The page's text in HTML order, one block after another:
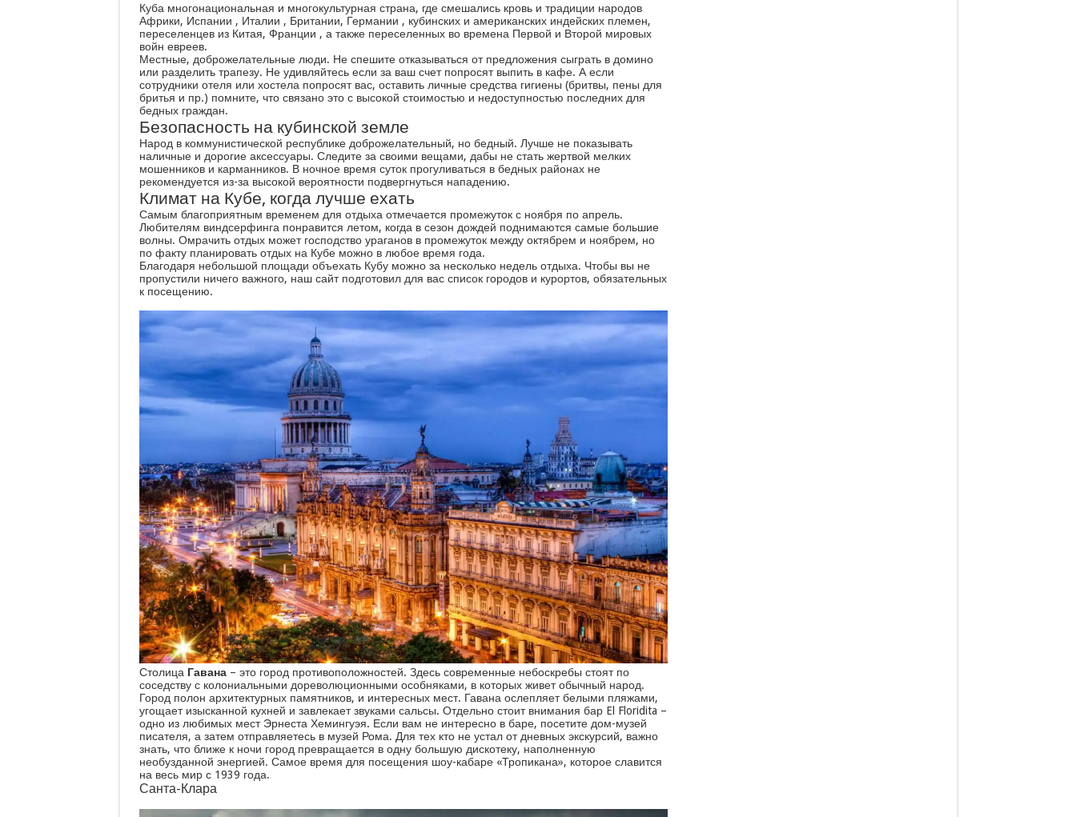
Куба многонациональная и многокультурная страна, где смешались кровь и традиции народов
Африки, Испании , Италии , Британии, Германии , кубинских и американских индейских племен,
переселенцев из Китая, Франции , а также переселенных во времена Первой и Второй мировых
войн евреев.
Местные, доброжелательные люди. Не спешите отказываться от предложения сыграть в домино
или разделить трапезу. Не удивляйтесь если за ваш счет попросят выпить в кафе. А если
сотрудники отеля или хостела попросят вас, оставить личные средства гигиены (бритвы, пены для
бритья и пр.) помните, что связано это с высокой стоимостью и недоступностью последних для
бедных граждан.
Безопасность на кубинской земле
Народ в коммунистической республике доброжелательный, но бедный. Лучше не показывать
наличные и дорогие аксессуары. Следите за своими вещами, дабы не стать жертвой мелких
мошенников и карманников. В ночное время суток прогуливаться в бедных районах не
рекомендуется из-за высокой вероятности подвергнуться нападению.
Климат на Кубе, когда лучше ехать
Самым благоприятным временем для отдыха отмечается промежуток с ноября по апрель.
Любителям виндсерфинга понравится летом, когда в сезон дождей поднимаются самые большие
волны. Омрачить отдых может господство ураганов в промежуток между октябрем и ноябрем, но
по факту планировать отдых на Кубе можно в любое время года.
Благодаря небольшой площади объехать Кубу можно за несколько недель отдыха. Чтобы вы не
пропустили ничего важного, наш сайт подготовил для вас список городов и курортов, обязательных
к посещению.
Столица Гавана– это город противоположностей. Здесь современные небоскребы стоят по
соседству с колониальными дореволюционными особняками, в которых живет обычный народ.
Город полон архитектурных памятников, и интересных мест. Гавана ослепляет белыми пляжами,
угощает изысканной кухней и завлекает звуками сальсы. Отдельно стоит внимания бар El Floridita –
одно из любимых мест Эрнеста Хемингуэя. Если вам не интересно в баре, посетите дом-музей
писателя, а затем отправляетесь в музей Рома. Для тех кто не устал от дневных экскурсий, важно
знать, что ближе к ночи город превращается в одну большую дискотеку, наполненную
необузданной энергией. Самое время для посещения шоу-кабаре «Тропикана», которое славится
на весь мир с 1939 года.
Санта-Клара